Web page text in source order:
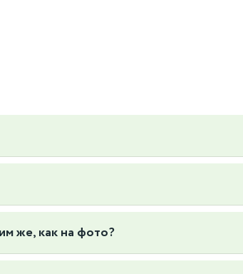
и вкус, так же вы можете предложить
же, как на фото?
конкретные экземпляры